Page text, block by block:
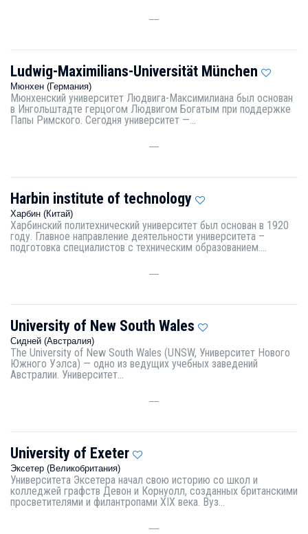
—
Ludwig-Maximilians-Universität München
Мюнхен (Германия)
Мюнхенский университет Людвига-Максимилиана был основан
в Ингольштадте герцогом Людвигом Богатым при поддержке
Папы Римского. Сегодня университет —...
—
Harbin institute of technology
Харбин (Китай)
Харбинский политехнический университет был основан в 1920
году. Главное направление деятельности университета –
подготовка специалистов с техническим образованием....
—
University of New South Wales
Сидней (Австралия)
The University of New South Wales (UNSW, Университет Нового
Южного Уэлса) — одно из ведущих учебных заведений
Австралии. Университет...
—
University of Exeter
Эксетер (Великобритания)
Университета Эксетера начал свою историю со школ и
колледжей графств Девон и Корнуолл, созданных британскими
просветителями и филантропами XIX века. Вуз...
—